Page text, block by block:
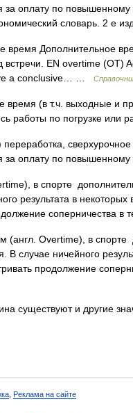
за оплату по
словарь. 2 е
Дополнительное
встречи. EN overtime (OT)
a conclusive… …
время (в т.ч. выходные и
работы по погрузке или
за оплату по
в спорте
результата в некоторых
соперничества
(англ. Overtime), в спорте
случае ничейного
продолжение
существуют и другие
Реклама на сайте